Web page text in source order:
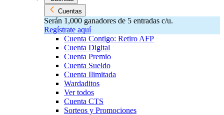
Cuentas
Serán 1,000 ganadores de 5 entradas c/u.
Regístrate aquí
Cuenta Contigo: Retiro AFP
Cuenta Digital
Cuenta Premio
Cuenta Sueldo
Cuenta Ilimitada
Wardaditos
Ver todos
Cuenta CTS
Sorteos y Promociones